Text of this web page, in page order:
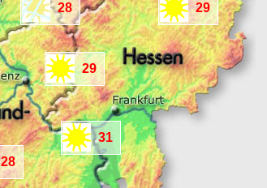
28
31
29
29
28